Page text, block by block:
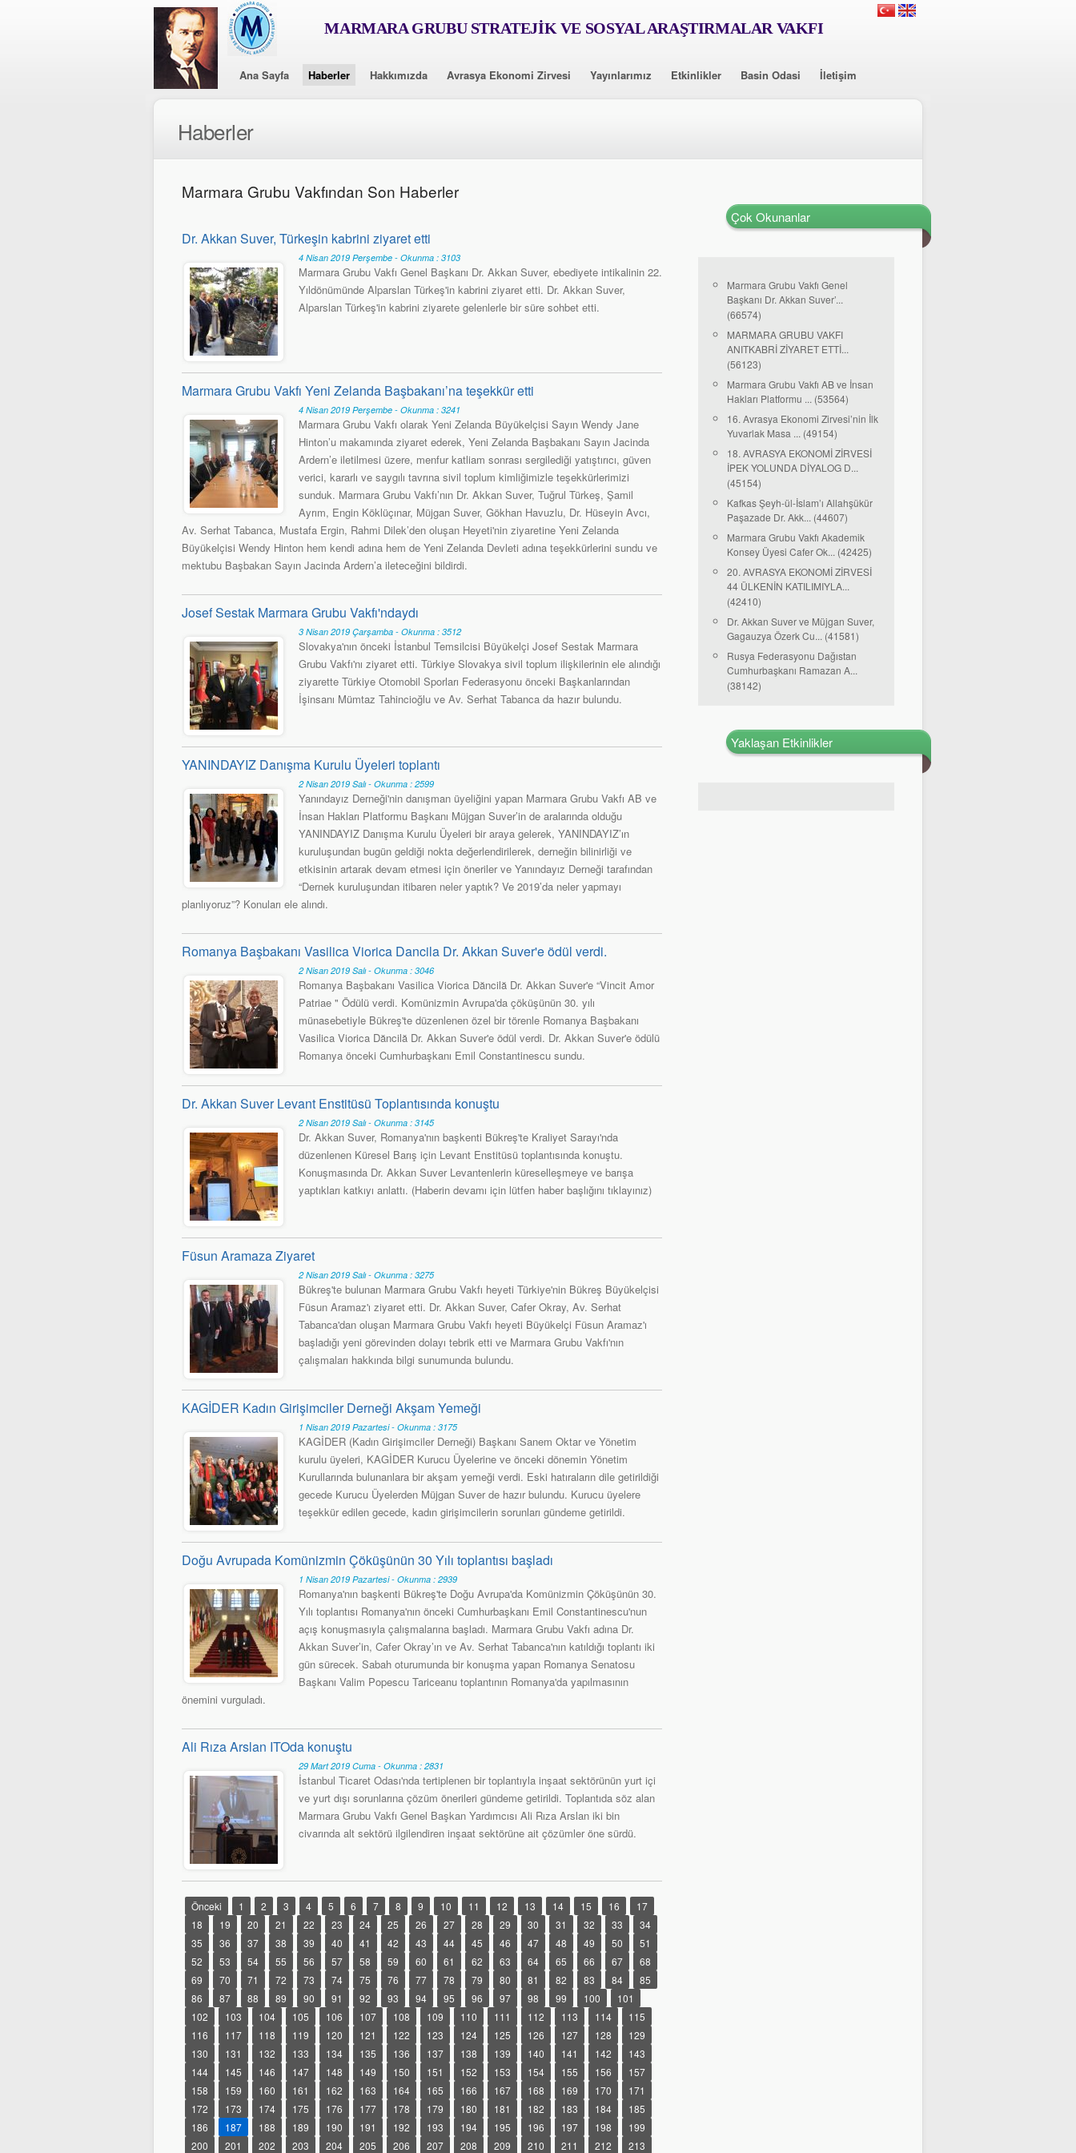
MARMARA GRUBU STRATEJİK VE SOSYAL ARAŞTIRMALAR VAKFI
Ana Sayfa Haberler Hakkımızda Avrasya Ekonomi Zirvesi Yayınlarımız Etkinlikler Basin Odasi İletişim
Haberler
Marmara Grubu Vakfından Son Haberler
Dr. Akkan Suver, Türkeşin kabrini ziyaret etti
4 Nisan 2019 Perşembe - Okunma : 3103
Marmara Grubu Vakfı Genel Başkanı Dr. Akkan Suver, ebediyete intikalinin 22.
Yıldönümünde Alparslan Türkeş'in kabrini ziyaret etti. Dr. Akkan Suver,
Alparslan Türkeş'in kabrini ziyarete gelenlerle bir süre sohbet etti.
Marmara Grubu Vakfı Yeni Zelanda Başbakanı’na teşekkür etti
4 Nisan 2019 Perşembe - Okunma : 3241
Marmara Grubu Vakfı olarak Yeni Zelanda Büyükelçisi Sayın Wendy Jane
Hinton’u makamında ziyaret ederek, Yeni Zelanda Başbakanı Sayın Jacinda
Ardern’e iletilmesi üzere, menfur katliam sonrası sergilediği yatıştırıcı, güven
verici, kararlı ve saygılı tavrına sivil toplum kimliğimizle teşekkürlerimizi
sunduk. Marmara Grubu Vakfı’nın Dr. Akkan Suver, Tuğrul Türkeş, Şamil
Ayrım, Engin Köklüçınar, Müjgan Suver, Gökhan Havuzlu, Dr. Hüseyin Avcı,
Av. Serhat Tabanca, Mustafa Ergin, Rahmi Dilek’den oluşan Heyeti'nin ziyaretine Yeni Zelanda
Büyükelçisi Wendy Hinton hem kendi adına hem de Yeni Zelanda Devleti adına teşekkürlerini sundu ve
mektubu Başbakan Sayın Jacinda Ardern’a ileteceğini bildirdi.
Josef Sestak Marmara Grubu Vakfı'ndaydı
3 Nisan 2019 Çarşamba - Okunma : 3512
Slovakya'nın önceki İstanbul Temsilcisi Büyükelçi Josef Sestak Marmara
Grubu Vakfı'nı ziyaret etti. Türkiye Slovakya sivil toplum ilişkilerinin ele alındığı
ziyarette Türkiye Otomobil Sporları Federasyonu önceki Başkanlarından
İşinsanı Mümtaz Tahincioğlu ve Av. Serhat Tabanca da hazır bulundu.
YANINDAYIZ Danışma Kurulu Üyeleri toplantı
2 Nisan 2019 Salı - Okunma : 2599
Yanındayız Derneği'nin danışman üyeliğini yapan Marmara Grubu Vakfı AB ve
İnsan Hakları Platformu Başkanı Müjgan Suver’in de aralarında olduğu
YANINDAYIZ Danışma Kurulu Üyeleri bir araya gelerek, YANINDAYIZ’ın
kuruluşundan bugün geldiği nokta değerlendirilerek, derneğin bilinirliği ve
etkisinin artarak devam etmesi için öneriler ve Yanındayız Derneği tarafından
“Dernek kuruluşundan itibaren neler yaptık? Ve 2019’da neler yapmayı
planlıyoruz”? Konuları ele alındı.
Romanya Başbakanı Vasilica Viorica Dancila Dr. Akkan Suver'e ödül verdi.
2 Nisan 2019 Salı - Okunma : 3046
Romanya Başbakanı Vasilica Viorica Dăncilă Dr. Akkan Suver'e “Vincit Amor
Patriae " Ödülü verdi. Komünizmin Avrupa'da çöküşünün 30. yılı
münasebetiyle Bükreş'te düzenlenen özel bir törenle Romanya Başbakanı
Vasilica Viorica Dăncilă Dr. Akkan Suver'e ödül verdi. Dr. Akkan Suver'e ödülü
Romanya önceki Cumhurbaşkanı Emil Constantinescu sundu.
Dr. Akkan Suver Levant Enstitüsü Toplantısında konuştu
2 Nisan 2019 Salı - Okunma : 3145
Dr. Akkan Suver, Romanya'nın başkenti Bükreş'te Kraliyet Sarayı'nda
düzenlenen Küresel Barış için Levant Enstitüsü toplantısında konuştu.
Konuşmasında Dr. Akkan Suver Levantenlerin küreselleşmeye ve barışa
yaptıkları katkıyı anlattı. (Haberin devamı için lütfen haber başlığını tıklayınız)
Füsun Aramaza Ziyaret
2 Nisan 2019 Salı - Okunma : 3275
Bükreş'te bulunan Marmara Grubu Vakfı heyeti Türkiye'nin Bükreş Büyükelçisi
Füsun Aramaz'ı ziyaret etti. Dr. Akkan Suver, Cafer Okray, Av. Serhat
Tabanca'dan oluşan Marmara Grubu Vakfı heyeti Büyükelçi Füsun Aramaz'ı
başladığı yeni görevinden dolayı tebrik etti ve Marmara Grubu Vakfı'nın
çalışmaları hakkında bilgi sunumunda bulundu.
KAGİDER Kadın Girişimciler Derneği Akşam Yemeği
1 Nisan 2019 Pazartesi - Okunma : 3175
KAGİDER (Kadın Girişimciler Derneği) Başkanı Sanem Oktar ve Yönetim
kurulu üyeleri, KAGİDER Kurucu Üyelerine ve önceki dönemin Yönetim
Kurullarında bulunanlara bir akşam yemeği verdi. Eski hatıraların dile getirildiği
gecede Kurucu Üyelerden Müjgan Suver de hazır bulundu. Kurucu üyelere
teşekkür edilen gecede, kadın girişimcilerin sorunları gündeme getirildi.
Doğu Avrupada Komünizmin Çöküşünün 30 Yılı toplantısı başladı
1 Nisan 2019 Pazartesi - Okunma : 2939
Romanya'nın başkenti Bükreş'te Doğu Avrupa'da Komünizmin Çöküşünün 30.
Yılı toplantısı Romanya'nın önceki Cumhurbaşkanı Emil Constantinescu'nun
açış konuşmasıyla çalışmalarına başladı. Marmara Grubu Vakfı adına Dr.
Akkan Suver’in, Cafer Okray’ın ve Av. Serhat Tabanca'nın katıldığı toplantı iki
gün sürecek. Sabah oturumunda bir konuşma yapan Romanya Senatosu
Başkanı Valim Popescu Tariceanu toplantının Romanya'da yapılmasının
önemini vurguladı.
Ali Rıza Arslan ITOda konuştu
29 Mart 2019 Cuma - Okunma : 2831
İstanbul Ticaret Odası'nda tertiplenen bir toplantıyla inşaat sektörünün yurt içi
ve yurt dışı sorunlarına çözüm önerileri gündeme getirildi. Toplantıda söz alan
Marmara Grubu Vakfı Genel Başkan Yardımcısı Ali Rıza Arslan iki bin
civarında alt sektörü ilgilendiren inşaat sektörüne ait çözümler öne sürdü.
Önceki 1 2 3 4 5 6 7 8 9 10 11 12 13 14 15 16
17
18
19 20 21 22 23 24 25 26 27 28 29 30 31 32 33
34
35
36 37 38 39 40 41 42 43 44 45 46 47 48 49 50
51
52
53 54 55 56 57 58 59 60 61 62 63 64 65 66 67
68
69
70 71 72 73 74 75 76 77 78 79 80 81 82 83 84
85
86
87 88 89 90 91 92 93 94 95 96 97 98 99 100
101
102
103 104 105 106 107 108 109 110 111 112 113 114
115
116
117 118 119 120 121 122 123 124 125 126 127 128
129
130
131 132 133 134 135 136 137 138 139 140 141 142
143
144
145 146 147 148 149 150 151 152 153 154 155 156
157
158
159 160 161 162 163 164 165 166 167 168 169 170
171
172
173 174 175 176 177 178 179 180 181 182 183 184
185
186
187 188 189 190 191 192 193 194 195 196 197 198
199
200
201 202 203 204 205 206 207 208 209 210 211 212 213
Çok Okunanlar
Marmara Grubu Vakfı Genel
Başkanı Dr. Akkan Suver’...
(66574)
MARMARA GRUBU VAKFI
ANITKABRİ ZİYARET ETTİ...
(56123)
Marmara Grubu Vakfı AB ve İnsan
Hakları Platformu ... (53564)
16. Avrasya Ekonomi Zirvesi’nin İlk
Yuvarlak Masa ... (49154)
18. AVRASYA EKONOMİ ZİRVESİ
İPEK YOLUNDA DİYALOG D...
(45154)
Kafkas Şeyh-ül-İslam’ı Allahşükür
Paşazade Dr. Akk... (44607)
Marmara Grubu Vakfı Akademik
Konsey Üyesi Cafer Ok... (42425)
20. AVRASYA EKONOMİ ZİRVESİ
44 ÜLKENİN KATILIMIYLA...
(42410)
Dr. Akkan Suver ve Müjgan Suver,
Gagauzya Özerk Cu... (41581)
Rusya Federasyonu Dağıstan
Cumhurbaşkanı Ramazan A...
(38142)
Yaklaşan Etkinlikler